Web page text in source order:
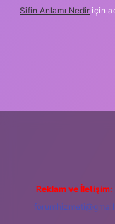
Sifin Anlamı Nedir için
Reklam ve İletişim: